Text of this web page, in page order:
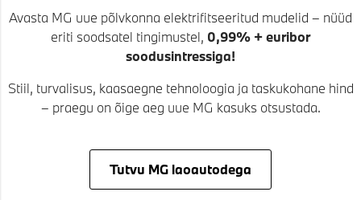
Avasta MG uue põlvkonna elektrifitseeritud mudelid – nüüd
eriti soodsatel tingimustel, 0,99% + euribor
soodusintressiga!
Stiil, turvalisus, kaasaegne tehnoloogia ja taskukohane hind
– praegu on õige aeg uue MG kasuks otsustada.
Tutvu MG laoautodega